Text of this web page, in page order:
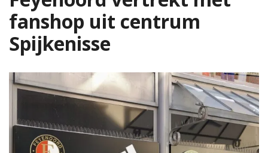
fanshop uit centrum
Spijkenisse